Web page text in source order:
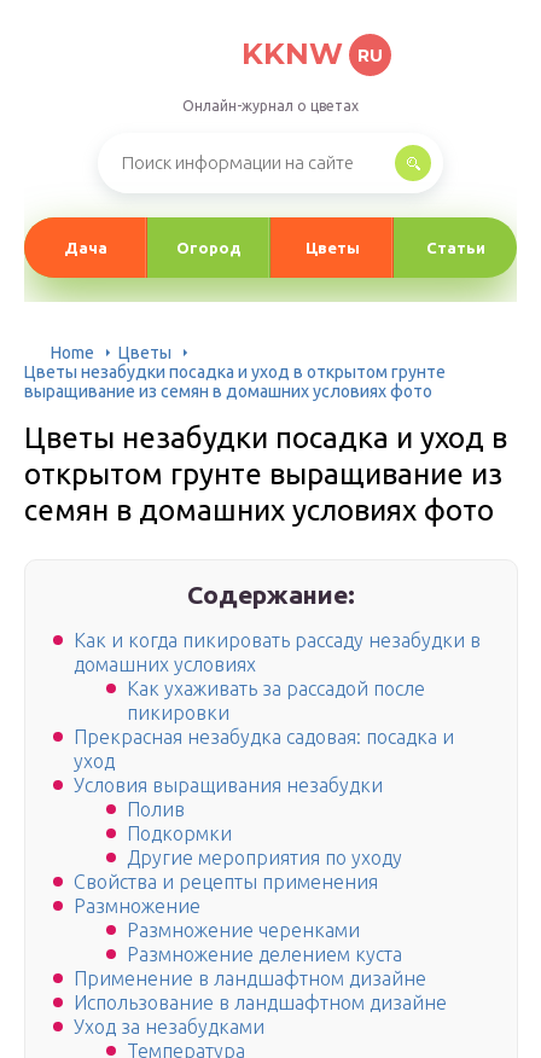
KKNW RU
Онлайн-журнал о цветах
Дача Огород Цветы Статьи
Home
Цветы
Цветы незабудки посадка и уход в открытом грунте
выращивание из семян в домашних условиях фото
Цветы незабудки посадка и уход в
открытом грунте выращивание из
семян в домашних условиях фото
Содержание:
Как и когда пикировать рассаду незабудки в
домашних условиях
Как ухаживать за рассадой после
пикировки
Прекрасная незабудка садовая: посадка и
уход
Условия выращивания незабудки
Полив
Подкормки
Другие мероприятия по уходу
Свойства и рецепты применения
Размножение
Размножение черенками
Размножение делением куста
Применение в ландшафтном дизайне
Использование в ландшафтном дизайне
Уход за незабудками
Температура